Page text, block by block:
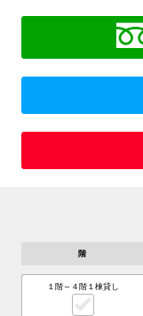
階
１階～４階１棟貸し